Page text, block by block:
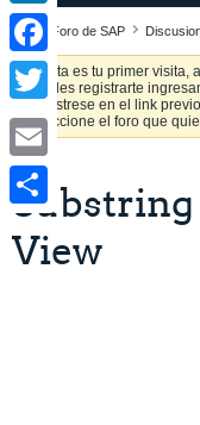
Foro de SAP
Si esta es tu primer visita,
Puedes registrarte
Regístrese en el link
seleccione el foro que
View
LinkedIn
Facebook
Twitter
Email